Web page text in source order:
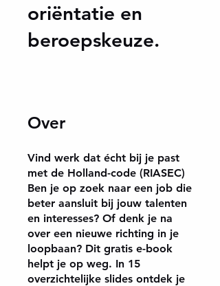
oriëntatie en
beroepskeuze.
Over
Vind werk dat écht bij je past
met de Holland-code (RIASEC)
Ben je op zoek naar een job die
beter aansluit bij jouw talenten
en interesses? Of denk je na
over een nieuwe richting in je
loopbaan? Dit gratis e-book
helpt je op weg. In 15
overzichtelijke slides ontdek je